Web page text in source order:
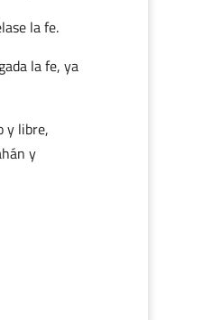
la fe.
la fe, ya
y libre,
y